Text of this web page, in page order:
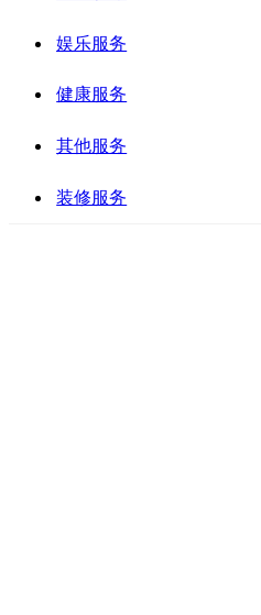
娱乐服务
健康服务
其他服务
装修服务